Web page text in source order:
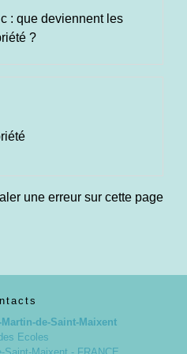
: que deviennent les
?
une erreur sur cette page
de-Saint-Maixent
Ecoles